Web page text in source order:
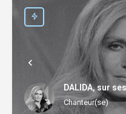
DALIDA, sur
Chanteur(se)